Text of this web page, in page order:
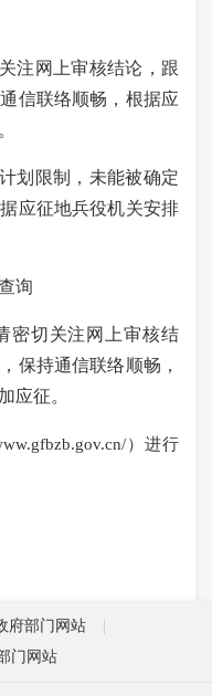
网上审核结论，跟
信联络顺畅，根据应
限制，未能被确定
应征地兵役机关安排
询
切关注网上审核结
保持通信联络顺畅，
应征。
）进行
府部门网站
门网站